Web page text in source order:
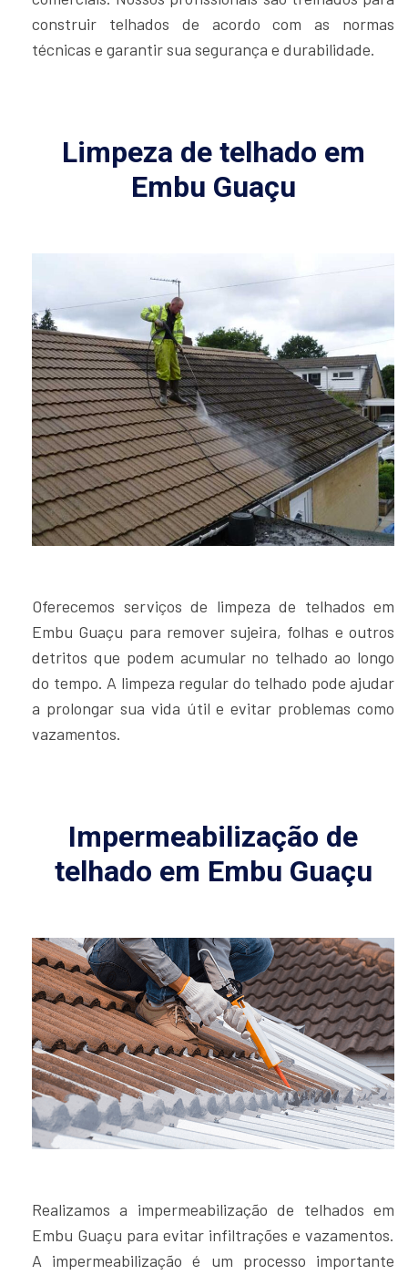
construir telhados de acordo com as normas
técnicas e garantir sua segurança e durabilidade.
Limpeza de telhado em
Embu Guaçu
Oferecemos serviços de limpeza de telhados em
Embu Guaçu para remover sujeira, folhas e outros
detritos que podem acumular no telhado ao longo
do tempo. A limpeza regular do telhado pode ajudar
a prolongar sua vida útil e evitar problemas como
vazamentos.
Impermeabilização de
telhado em Embu Guaçu
Realizamos a impermeabilização de telhados em
Embu Guaçu para evitar infiltrações e vazamentos.
A impermeabilização é um processo importante